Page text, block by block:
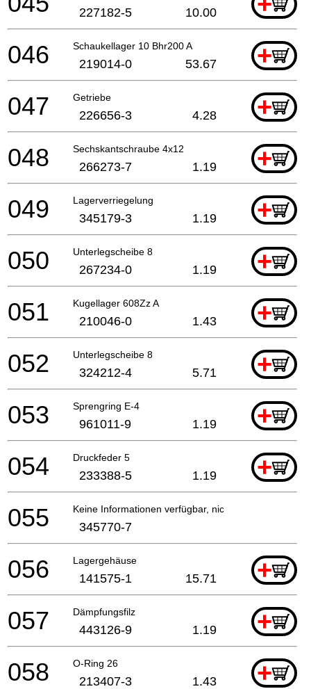
227182-5 10.00
Schaukellager 10 Bhr200 A +
046 219014-0 53.67
Getriebe +
047 226656-3 4.28
Sechskantschraube 4x12 +
048 266273-7 1.19
Lagerverriegelung +
049 345179-3 1.19
Unterlegscheibe 8 +
050 267234-0 1.19
Kugellager 608Zz A +
051 210046-0 1.43
Unterlegscheibe 8 +
052 324212-4 5.71
Sprengring E-4 +
053 961011-9 1.19
Druckfeder 5 +
054 233388-5 1.19
Keine Informationen verfügbar, nicht bestellbar
055 345770-7
Lagergehäuse +
056 141575-1 15.71
Dämpfungsfilz +
057 443126-9 1.19
O-Ring 26 +
058 213407-3 1.43